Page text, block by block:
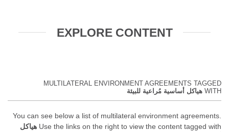
EXPLORE CONTENT
MULTILATERAL ENVIRONMENT AGREEMENTS TAGGED
WITH هياكل أساسية مُراعية للبيئة
You can see below a list of multilateral environment agreements.
Use the links on the right to view the content tagged with هياكل